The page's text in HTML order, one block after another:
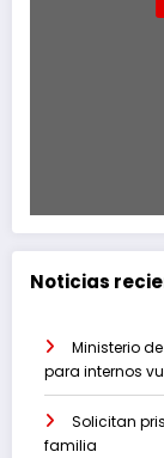
Noticias
Ministerio
para internos
Solicitan
familia